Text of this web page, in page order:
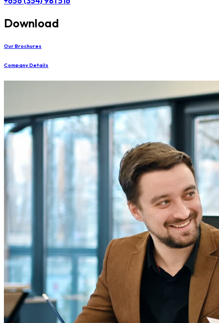
Download
Our Brochures
Company Details